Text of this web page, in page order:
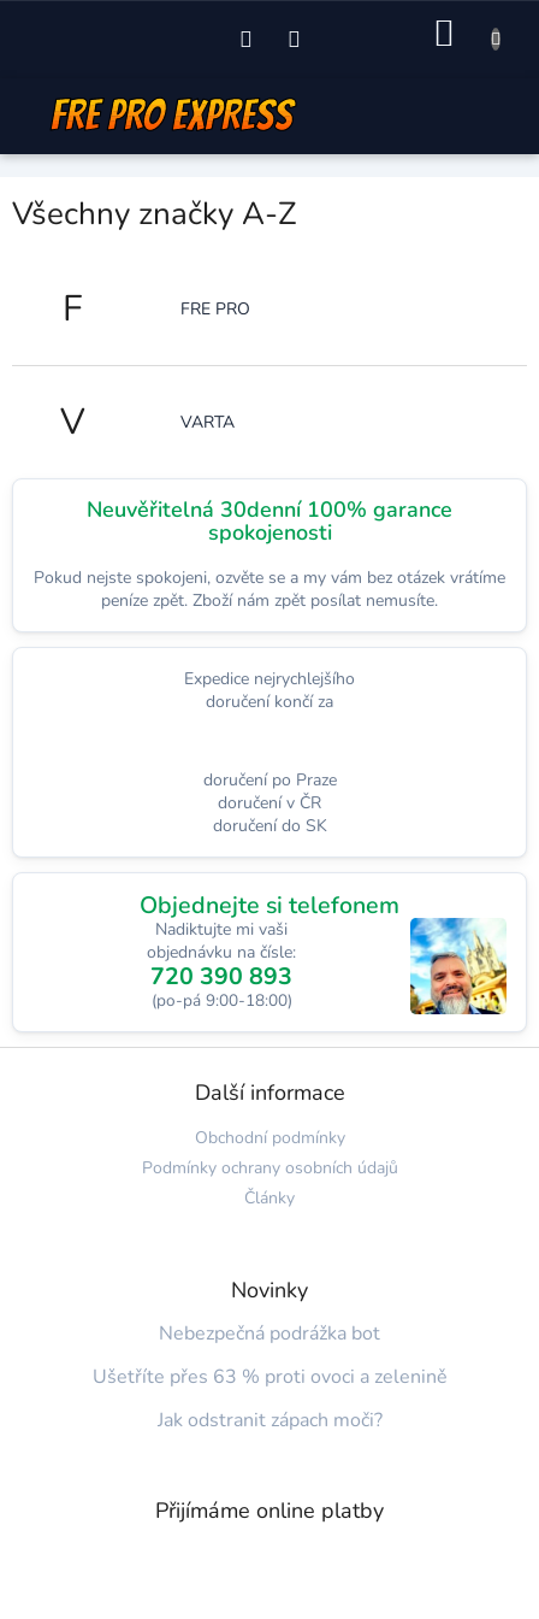
Všechny značky A-Z
F FRE PRO
V VARTA
Neuvěřitelná 30denní 100% garance
spokojenosti
Pokud nejste spokojeni, ozvěte se a my vám bez otázek vrátíme
peníze zpět. Zboží nám zpět posílat nemusíte.
Expedice nejrychlejšího
doručení končí za
doručení po Praze
doručení v ČR
doručení do SK
Objednejte si telefonem
Nadiktujte mi vaši
objednávku na čísle:
720 390 893
(po-pá 9:00-18:00)
Z
Další informace
Obchodní podmínky
Podmínky ochrany osobních údajů
Články
Novinky
Nebezpečná podrážka bot
Ušetříte přes 63 % proti ovoci a zelenině
Jak odstranit zápach moči?
Přijímáme online platby